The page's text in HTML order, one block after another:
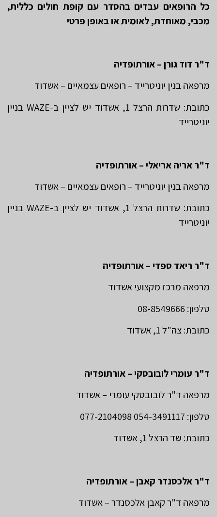
כל הרופאים עבדים בהסדר עם קופת חולים כללית,
מכבי, מאוחדת, לאומית או באופן פרטי
ד"ר דוד גורן – אורתופדיה
מרפאה בנין יוניטרייד – רופאים עצמאיים – אשדוד
כתובת: שדרות הרצל 1, אשדוד יש לציין ב-WAZE בניין
יוניטרייד
ד"ר אריה אריאלי – אורתופדיה
מרפאה בנין יוניטרייד – רופאים עצמאיים – אשדוד
כתובת: שדרות הרצל 1, אשדוד יש לציין ב-WAZE בניין
יוניטרייד
ד"ר ריאד ספדי – אורתופדיה
מרפאה מרכז מקצועי אשדוד
טלפון: 08-8549666
כתובת: צה"ל 1, אשדוד
ד"ר עומרי לובובסקי – אורתופדיה
מרפאה ד"ר לובובסקי עומרי – אשדוד
טלפון: 054-3491117 077-2104098
כתובת: שד הרצל 1, אשדוד
ד"ר אלכסנדר קאבן – אורתופדיה
מרפאה ד"ר קאבן אלכסנדר – אשדוד